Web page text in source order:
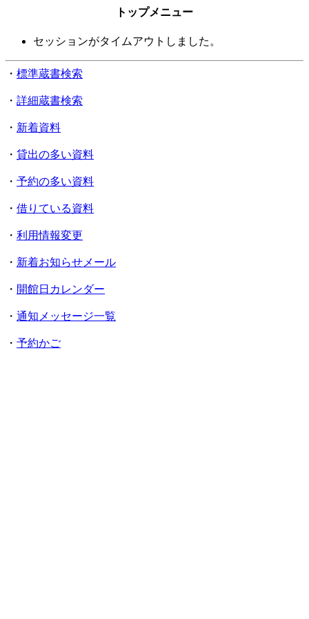
トップメニュー
セッションがタイムアウトしました。
・ 標準蔵書検索
・ 詳細蔵書検索
・ 新着資料
・ 貸出の多い資料
・ 予約の多い資料
・ 借りている資料
・ 利用情報変更
・ 新着お知らせメール
・ 開館日カレンダー
・ 通知メッセージ一覧
・ 予約かご